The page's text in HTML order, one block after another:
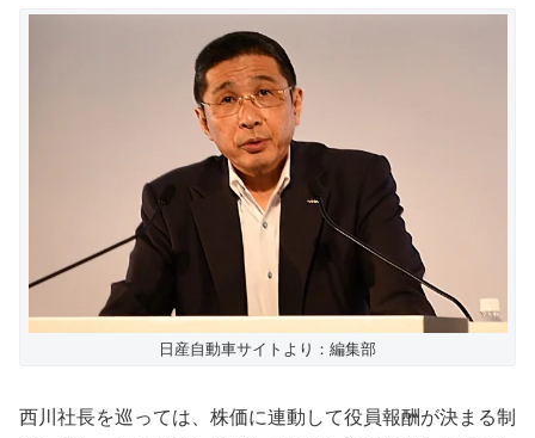
日産自動車サイトより：編集部
西川社長を巡っては、株価に連動して役員報酬が決まる制